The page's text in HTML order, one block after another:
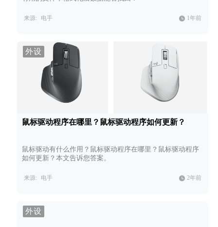
来源: 电手 1年前
外设
鼠标驱动程序在哪里？鼠标驱动程序如何更新？
鼠标驱动有什么作用？鼠标驱动程序在哪里？鼠标驱动程序
如何更新？本文告诉您答案。
来源: 电手 2年前
外设